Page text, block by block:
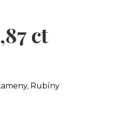
TVÁŘE ATT
PARTNEŘI
ct
, Rubíny